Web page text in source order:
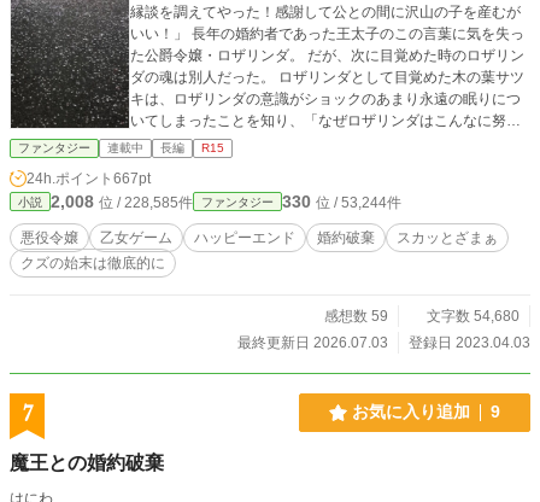
縁談を調えてやった！感謝して公との間に沢山の子を産むが
いい！」 長年の婚約者であった王太子のこの言葉に気を失っ
た公爵令嬢・ロザリンダ。 だが、次に目覚めた時のロザリン
ダの魂は別人だった。 ロザリンダとして目覚めた木の葉サツ
キは、ロザリンダの意識がショックのあまり永遠の眠りにつ
いてしまったことを知り、「なぜロザリンダはこんなに努力
してるのに周りはクズばっかりなの？まかせてロザリンダ！
きっちりお返ししてあげるからね！」 ＊思いつきでプロット
なしで書き始めましたが結末は決めています。暗い展開の話
を書いているとメンタルにもろに影響して生活に支障が出る
ことに気付きました。定期的に強気主人公を暴れさせないと
（？）書き続けるのは不可能なようなのでメンタル状態に合
わせて書けるものから書いていくことにします、ご了承下さ
ファンタジー 連載中 長編 R15
24h.ポイント 667pt
小説 2,008 位 / 228,585件 ファンタジー 330 位 / 53,244件
悪役令嬢 乙女ゲーム ハッピーエンド 婚約破棄
スカッとざまぁ
クズの始末は徹底的に
感想数 59
文字数 54,680
最終更新日 2026.07.03
登録日 2023.04.03
7 お気に入り追加 9
魔王との婚約破棄
はにわ